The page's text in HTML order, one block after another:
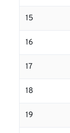
15
16
17
18
19